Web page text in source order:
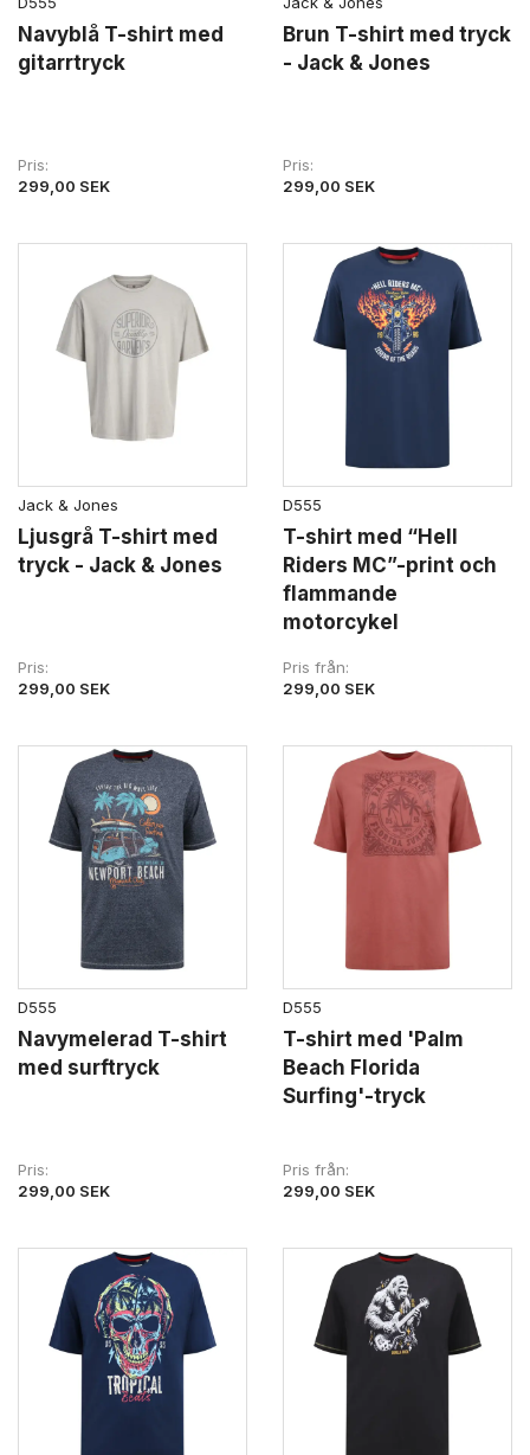
Navyblå T-shirt med
gitarrtryck
Pris
299,00 SEK
Brun T-shirt med tryck
- Jack & Jones
Pris
299,00 SEK
Jack & Jones
Ljusgrå T-shirt med
tryck - Jack & Jones
Pris
299,00 SEK
D555
T-shirt med “Hell
Riders MC”-print och
flammande
motorcykel
Pris från
299,00 SEK
D555
Navymelerad T-shirt
med surftryck
Pris
299,00 SEK
D555
T-shirt med 'Palm
Beach Florida
Surfing'-tryck
Pris från
299,00 SEK